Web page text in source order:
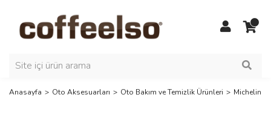
Anasayfa Oto Aksesuarları Oto Bakım ve Temizlik Ürünleri Michelin